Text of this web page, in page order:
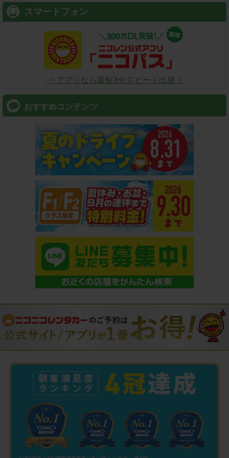
スマートフォン
⇒ アプリなら最短3分スピード出発！
おすすめコンテンツ